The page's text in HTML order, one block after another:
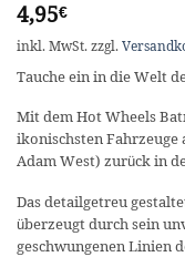
4,95€
inkl. MwSt. zzgl.
Tauche ein in die Welt
Mit dem Hot Wheels
ikonischsten Fahrzeuge
Adam West) zurück in
Das detailgetreu
überzeugt durch sein
geschwungenen Linien